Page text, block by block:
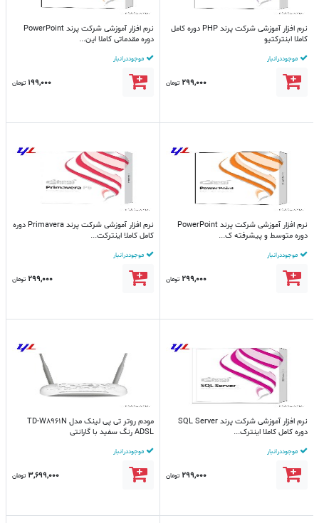
نرم افزار آموزشی شرکت پرند PHP دوره کامل
کاملا ابنترکتیو
موجود در انبار
299,000 تومان
نرم افزار آموزشی شرکت پرند PowerPoint
دوره مقدماتی کاملا این...
موجود در انبار
199,000 تومان
نرم افزار آموزشی شرکت پرند PowerPoint
دوره متوسط و پیشرفته ک...
موجود در انبار
299,000 تومان
نرم افزار آموزشی شرکت پرند Primavera دوره
کامل کاملا اینترکت...
موجود در انبار
299,000 تومان
نرم افزار آموزشی شرکت پرند SQL Server
دوره کامل کاملا اینترک...
موجود در انبار
299,000 تومان
مودم روتر تی پی لینک مدل TD-W8961N
ADSL رنگ سفید با گارانتی
موجود در انبار
3,699,000 تومان